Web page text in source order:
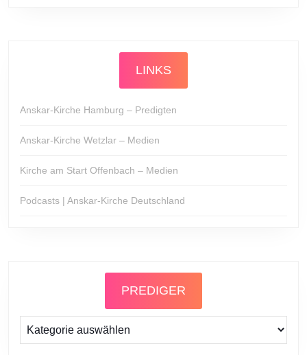
LINKS
Anskar-Kirche Hamburg – Predigten
Anskar-Kirche Wetzlar – Medien
Kirche am Start Offenbach – Medien
Podcasts | Anskar-Kirche Deutschland
PREDIGER
Prediger